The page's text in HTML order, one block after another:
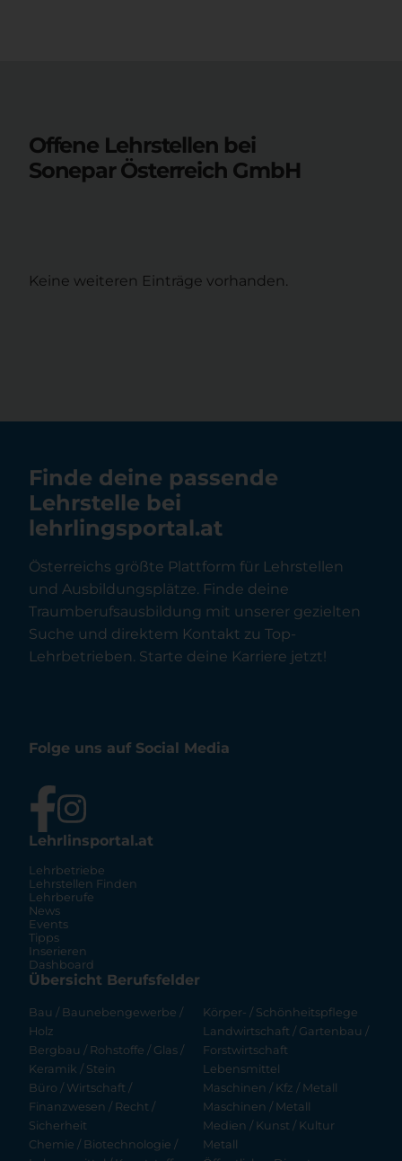
Offene Lehrstellen bei
Sonepar Österreich GmbH
Keine weiteren Einträge vorhanden.
Finde deine passende
Lehrstelle bei
lehrlingsportal.at
Österreichs größte Plattform für Lehrstellen
und Ausbildungsplätze. Finde deine
Traumberufsausbildung mit unserer gezielten
Suche und direktem Kontakt zu Top-
Lehrbetrieben. Starte deine Karriere jetzt!
Folge uns auf Social Media
Lehrlinsportal.at
Lehrbetriebe
Lehrstellen Finden
Lehrberufe
News
Events
Tipps
Inserieren
Dashboard
Übersicht Berufsfelder
Bau / Baunebengewerbe /
Holz
Bergbau / Rohstoffe / Glas /
Keramik / Stein
Büro / Wirtschaft /
Finanzwesen / Recht /
Sicherheit
Chemie / Biotechnologie /
Körper- / Schönheitspflege
Landwirtschaft / Gartenbau /
Forstwirtschaft
Lebensmittel
Maschinen / Kfz / Metall
Maschinen / Metall
Medien / Kunst / Kultur
Metall